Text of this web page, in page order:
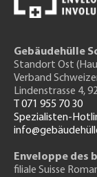
Gebäudehülle
Standort Ost
Verband
Lindenstrasse 4,
T 071 955 70 30
Spezialisten-
Enveloppe des
filiale Suisse